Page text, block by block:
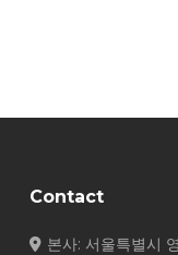
Contact
본사: 서울특별시